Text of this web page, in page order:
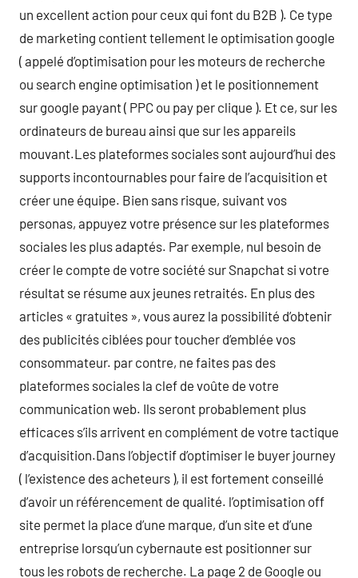
un excellent action pour ceux qui font du B2B ). Ce type
de marketing contient tellement le optimisation google
( appelé d’optimisation pour les moteurs de recherche
ou search engine optimisation ) et le positionnement
sur google payant ( PPC ou pay per clique ). Et ce, sur les
ordinateurs de bureau ainsi que sur les appareils
mouvant.Les plateformes sociales sont aujourd’hui des
supports incontournables pour faire de l’acquisition et
créer une équipe. Bien sans risque, suivant vos
personas, appuyez votre présence sur les plateformes
sociales les plus adaptés. Par exemple, nul besoin de
créer le compte de votre société sur Snapchat si votre
résultat se résume aux jeunes retraités. En plus des
articles « gratuites », vous aurez la possibilité d’obtenir
des publicités ciblées pour toucher d’emblée vos
consommateur. par contre, ne faites pas des
plateformes sociales la clef de voûte de votre
communication web. Ils seront probablement plus
efficaces s’ils arrivent en complément de votre tactique
d’acquisition.Dans l’objectif d’optimiser le buyer journey
( l’existence des acheteurs ), il est fortement conseillé
d’avoir un référencement de qualité. l’optimisation off
site permet la place d’une marque, d’un site et d’une
entreprise lorsqu’un cybernaute est positionner sur
tous les robots de recherche. La page 2 de Google ou